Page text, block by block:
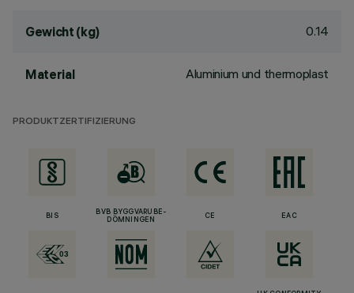
Gewicht (kg) 0.14
Material Aluminium und thermoplast
PRODUKTZERTIFIZIERUNG
BIS
BVB BYGGVARUBE-
DÖMNINGEN
CE EAC